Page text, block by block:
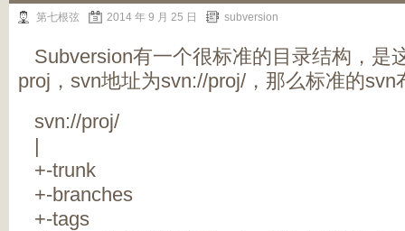
第七根弦 2014 年 9 月 25 日 subversion
Subversion有一个很标准的目录结构，是
proj，svn地址为svn://proj/，那么标准的svn
svn://proj/
|
+-trunk
+-branches
+-tags